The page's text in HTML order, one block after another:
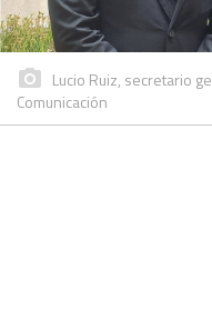
Lucio Ruiz, secretario
Comunicación